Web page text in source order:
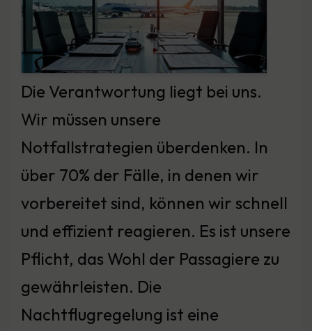
Die Verantwortung liegt bei uns.
Wir müssen unsere
Notfallstrategien überdenken. In
über 70% der Fälle, in denen wir
vorbereitet sind, können wir schnell
und effizient reagieren. Es ist unsere
Pflicht, das Wohl der Passagiere zu
gewährleisten. Die
Nachtflugregelung ist eine